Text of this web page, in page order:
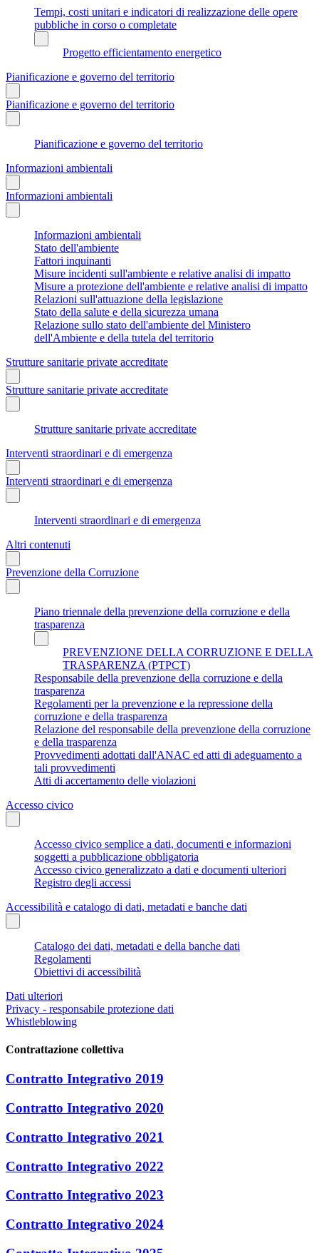
Tempi, costi unitari e indicatori di realizzazione delle opere
pubbliche in corso o completate
Progetto efficientamento energetico
Pianificazione e governo del territorio
Pianificazione e governo del territorio
Pianificazione e governo del territorio
Informazioni ambientali
Informazioni ambientali
Informazioni ambientali
Stato dell'ambiente
Fattori inquinanti
Misure incidenti sull'ambiente e relative analisi di impatto
Misure a protezione dell'ambiente e relative analisi di impatto
Relazioni sull'attuazione della legislazione
Stato della salute e della sicurezza umana
Relazione sullo stato dell'ambiente del Ministero
dell'Ambiente e della tutela del territorio
Strutture sanitarie private accreditate
Strutture sanitarie private accreditate
Strutture sanitarie private accreditate
Interventi straordinari e di emergenza
Interventi straordinari e di emergenza
Interventi straordinari e di emergenza
Altri contenuti
Prevenzione della Corruzione
Piano triennale della prevenzione della corruzione e della
trasparenza
PREVENZIONE DELLA CORRUZIONE E DELLA
TRASPARENZA (PTPCT)
Responsabile della prevenzione della corruzione e della
trasparenza
Regolamenti per la prevenzione e la repressione della
corruzione e della trasparenza
Relazione del responsabile della prevenzione della corruzione
e della trasparenza
Provvedimenti adottati dall'ANAC ed atti di adeguamento a
tali provvedimenti
Atti di accertamento delle violazioni
Accesso civico
Accesso civico semplice a dati, documenti e informazioni
soggetti a pubblicazione obbligatoria
Accesso civico generalizzato a dati e documenti ulteriori
Registro degli accessi
Accessibilità e catalogo di dati, metadati e banche dati
Catalogo dei dati, metadati e della banche dati
Regolamenti
Obiettivi di accessibilità
Dati ulteriori
Privacy - responsabile protezione dati
Whistleblowing
Contrattazione collettiva
Contratto Integrativo 2019
Contratto Integrativo 2020
Contratto Integrativo 2021
Contratto Integrativo 2022
Contratto Integrativo 2023
Contratto Integrativo 2024